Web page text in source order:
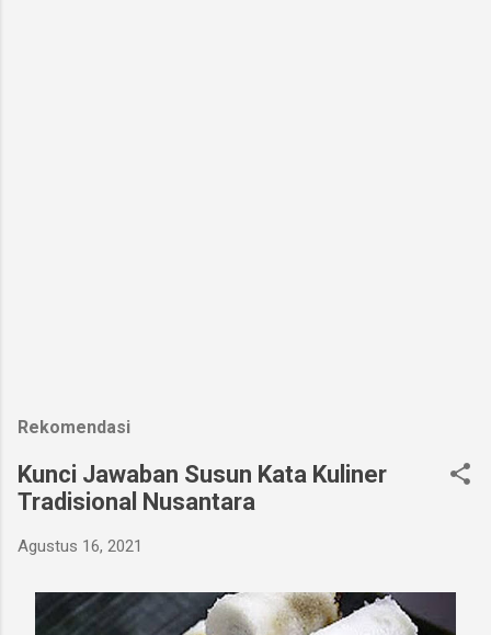
Rekomendasi
Kunci Jawaban Susun Kata Kuliner
Tradisional Nusantara
Agustus 16, 2021